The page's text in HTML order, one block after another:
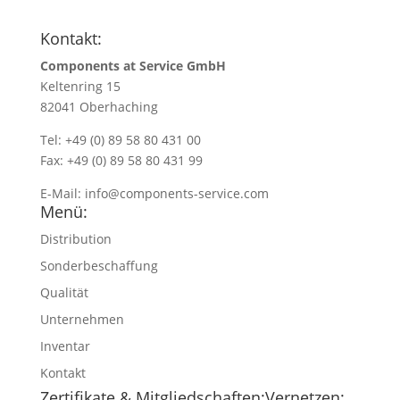
Kontakt:
Components at Service GmbH
Keltenring 15
82041 Oberhaching
Tel: +49 (0) 89 58 80 431 00
Fax: +49 (0) 89 58 80 431 99
E-Mail: info@components-service.com
Menü:
Distribution
Sonderbeschaffung
Qualität
Unternehmen
Inventar
Kontakt